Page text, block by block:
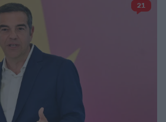
21